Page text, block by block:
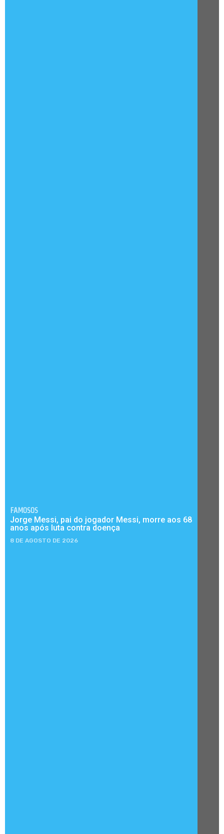
FAMOSOS
Jorge Messi, pai do jogador Messi, morre aos 68
anos após luta contra doença
8 DE AGOSTO DE 2026